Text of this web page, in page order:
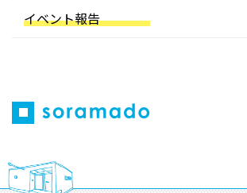
イベント報告